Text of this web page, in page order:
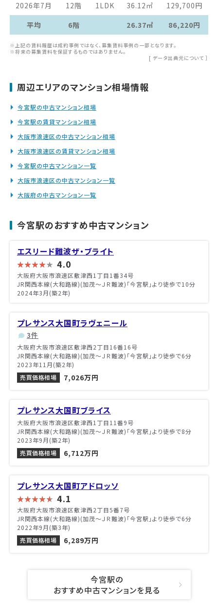
2026年7月 12階 1LDK 36.12 ㎡ 129,700円
平均
6階 26.37㎡ 86,220円
※上記の賃料履歴は成約事例ではなく、募集賃料事例の一部となります。
※将来の募集賃料を保証するものではありません。
[ データ出典元について ］
周辺エリアのマンション相場情報
今宮駅の中古マンション相場
今宮駅の賃貸マンション相場
大阪市浪速区の中古マンション相場
大阪市浪速区の賃貸マンション相場
今宮駅の中古マンション一覧
大阪市浪速区の中古マンション一覧
大阪府の中古マンション一覧
今宮駅のおすすめ中古マンション
エスリード難波ザ・ブライト
4.0
大阪府大阪市浪速区敷津西1丁目1番34号
JR関西本線(大和路線)(加茂～ＪＲ難波)「今宮駅」より徒歩で10分
2024年3月(築2年)
プレサンス大国町ラヴェニール
3件
大阪府大阪市浪速区敷津西2丁目16番16号
JR関西本線(大和路線)(加茂～ＪＲ難波)「今宮駅」より徒歩で6分
2023年11月(築2年)
売買価格相場
7,026万円
プレサンス大国町ブライス
大阪府大阪市浪速区敷津西1丁目11番9号
JR関西本線(大和路線)(加茂～ＪＲ難波)「今宮駅」より徒歩で8分
2023年9月(築2年)
売買価格相場
6,712万円
プレサンス大国町アドロッソ
4.1
大阪府大阪市浪速区敷津西2丁目5番7号
JR関西本線(大和路線)(加茂～ＪＲ難波)「今宮駅」より徒歩で6分
2022年9月(築3年)
売買価格相場
6,289万円
今宮駅の
おすすめ中古マンションを見る